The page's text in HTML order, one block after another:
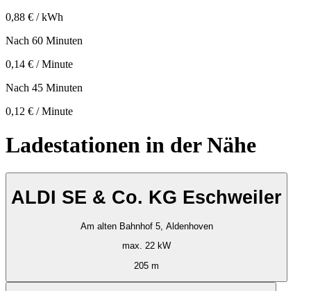
0,88 € / kWh
Nach 60 Minuten
0,14 € / Minute
Nach 45 Minuten
0,12 € / Minute
Ladestationen in der Nähe
ALDI SE & Co. KG Eschweiler
Am alten Bahnhof 5, Aldenhoven
max. 22 kW
205 m